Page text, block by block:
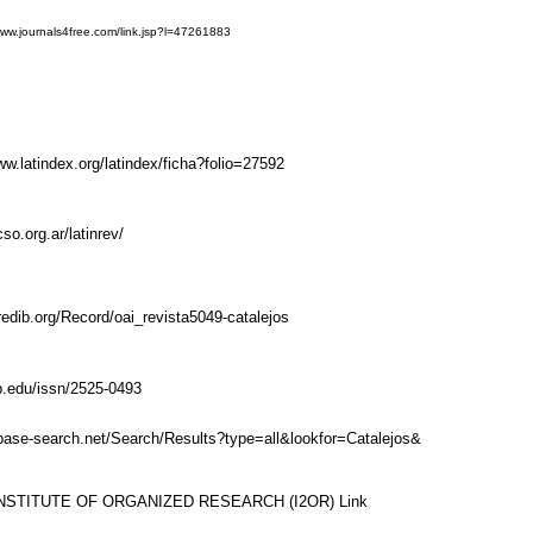
link.jsp?l=47261883
latindex/ficha?folio=27592
latinrev/
Record/oai_revista5049-catalejos
issn/2525-0493
search.net/Search/Results?type=all&lookfor=Catalejos&
OF ORGANIZED RESEARCH (I2OR) Link